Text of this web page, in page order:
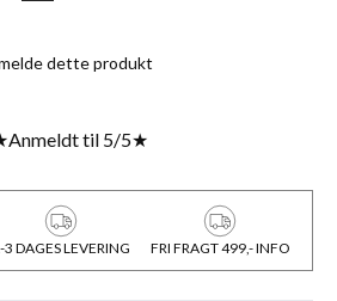
dette produkt
Anmeldt til 5/5★
3 DAGES LEVERING FRI FRAGT 499,- INFO